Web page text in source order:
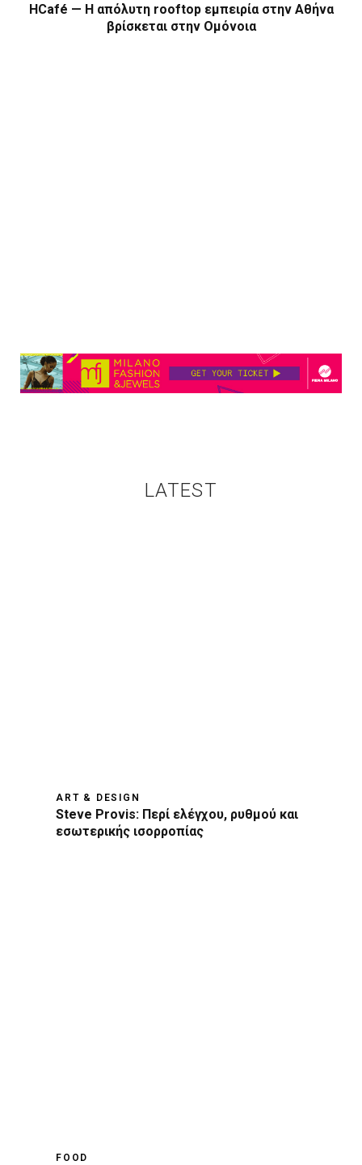
HCafé — Η απόλυτη rooftop εμπειρία στην Αθήνα
βρίσκεται στην Ομόνοια
LATEST
ART & DESIGN
Steve Provis: Περί ελέγχου, ρυθμού και
εσωτερικής ισορροπίας
FOOD